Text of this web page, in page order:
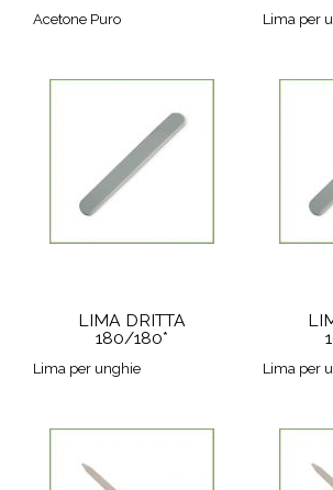
Acetone Puro Lima per
LIMA DRITTA
180/180*
Lima per unghie Lima per